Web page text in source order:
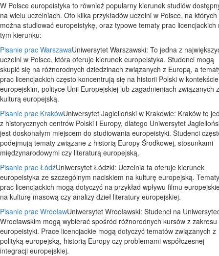
W Polsce europeistyka to również popularny kierunek studiów
na wielu uczelniach. Oto kilka przykładów uczelni w Polsce, na których
można studiować europeistykę, oraz typowe tematy prac licencjackich
tym kierunku:
Pisanie prac WarszawaUniwersytet Warszawski: To jedna z
uczelni w Polsce, która oferuje kierunek europeistyka. Studenci mogą
skupić się na różnorodnych dziedzinach związanych z Europą, a
prac licencjackich często koncentrują się na historii Polski w kontekście
europejskim, polityce Unii Europejskiej lub zagadnieniach związanych z
kulturą europejską.
Pisanie prac KrakówUniwersytet Jagielloński w Krakowie: Kraków to
z historycznych centrów Polski i Europy, dlatego Uniwersytet
jest doskonałym miejscem do studiowania europeistyki. Studenci
podejmują tematy związane z historią Europy Środkowej, stosunkami
międzynarodowymi czy literaturą europejską.
Pisanie prac ŁódźUniwersytet Łódzki: Uczelnia ta oferuje kierunek
europeistyka ze szczególnym naciskiem na kulturę europejską. Tematy
prac licencjackich mogą dotyczyć na przykład wpływu filmu
na kulturę masową czy analizy dzieł literatury europejskiej.
Pisanie prac WrocławUniwersytet Wrocławski: Studenci na
Wrocławskim mogą wybierać spośród różnorodnych kursów z zakresu
europeistyki. Prace licencjackie mogą dotyczyć tematów związanych z
polityką europejską, historią Europy czy problemami współczesnej
integracji europejskiej.